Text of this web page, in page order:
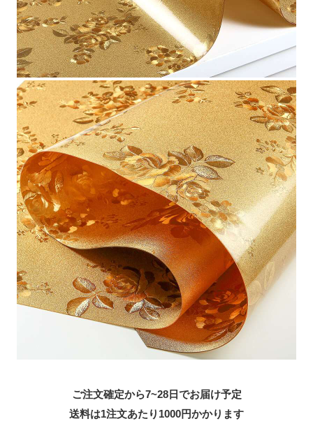
ご注文確定から7~28日でお届け予定
送料は1注文あたり 1000円かかります